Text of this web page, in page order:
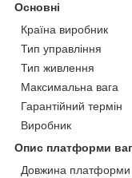
Основні
Країна виробник
Тип управління
Тип живлення
Максимальна вага
Гарантійний термін
Виробник
Опис платформи ваг
Довжина платформи